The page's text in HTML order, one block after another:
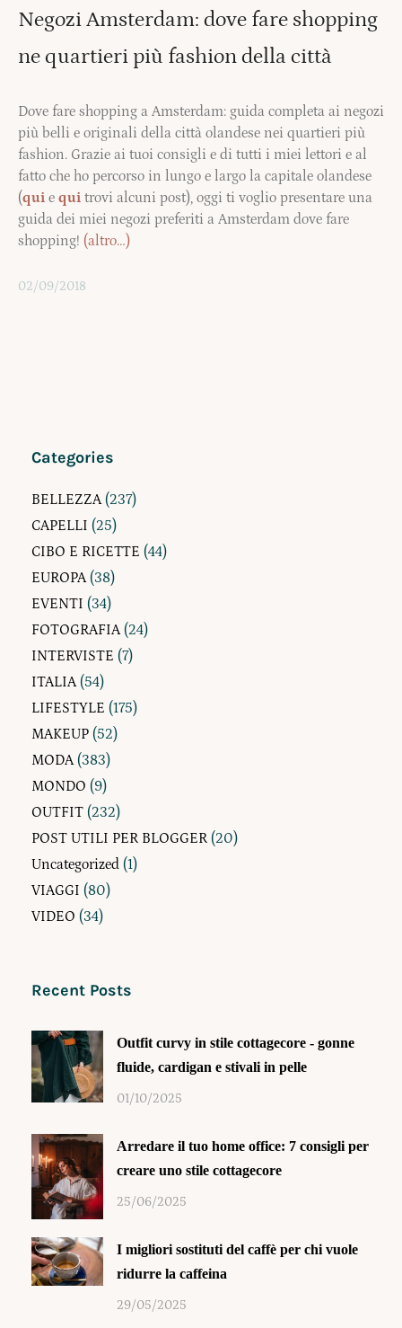
Negozi Amsterdam: dove fare shopping
ne quartieri più fashion della città
Dove fare shopping a Amsterdam: guida completa ai negozi
più belli e originali della città olandese nei quartieri più
fashion. Grazie ai tuoi consigli e di tutti i miei lettori e al
fatto che ho percorso in lungo e largo la capitale olandese
(qui e qui trovi alcuni post), oggi ti voglio presentare una
guida dei miei negozi preferiti a Amsterdam dove fare
shopping! (altro…)
02/09/2018
Categories
BELLEZZA(237)
CAPELLI (25)
CIBO E RICETTE (44)
EUROPA(38)
EVENTI (34)
FOTOGRAFIA(24)
INTERVISTE (7)
ITALIA(54)
LIFESTYLE (175)
MAKEUP (52)
MODA(383)
MONDO (9)
OUTFIT (232)
POST UTILI PER BLOGGER (20)
Uncategorized (1)
VIAGGI (80)
VIDEO (34)
Recent Posts
Outfit curvy in stile cottagecore - gonne
fluide, cardigan e stivali in pelle
01/10/2025
Arredare il tuo home office: 7 consigli per
creare uno stile cottagecore
25/06/2025
I migliori sostituti del caffè per chi vuole
ridurre la caffeina
29/05/2025